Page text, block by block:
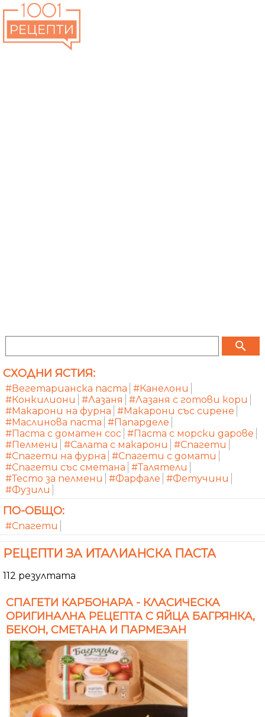
search
СХОДНИ ЯСТИЯ:
#Вегетарианска паста #Канелони
#Конкилиони
#Лазаня
#Лазаня с готови кори
#Макарони на фурна #Макарони със сирене
#Маслинова паста #Папарделе
#Паста с доматен сос #Паста с морски дарове
#Пелмени
#Салата с макарони
#Спагети
#Спагети на фурна #Спагети с домати
#Спагети със сметана #Талятели
#Тесто за пелмени
#Фарфале #Фетучини
#Фузили
ПО-ОБЩО:
#Спагети
РЕЦЕПТИ ЗА ИТАЛИАНСКА ПАСТА
112 резултата
СПАГЕТИ КАРБОНАРА - КЛАСИЧЕСКА
ОРИГИНАЛНА РЕЦЕПТА С ЯЙЦА БАГРЯНКА,
БЕКОН, СМЕТАНА И ПАРМЕЗАН